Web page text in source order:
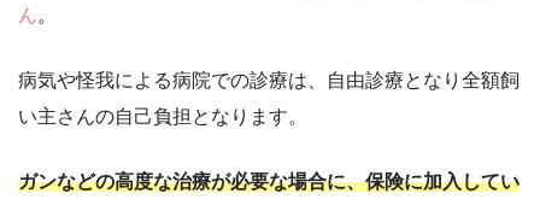
ん。
病気や怪我による病院での診療は、自由診療となり全額飼
い主さんの自己負担となります。
ガンなどの高度な治療が必要な場合に、保険に加入してい